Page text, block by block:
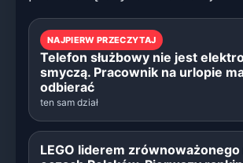
NAJPIERW PRZECZYTAJ
Telefon służbowy nie jest
smyczą. Pracownik na urlopie
odbierać
ten sam dział
LEGO liderem